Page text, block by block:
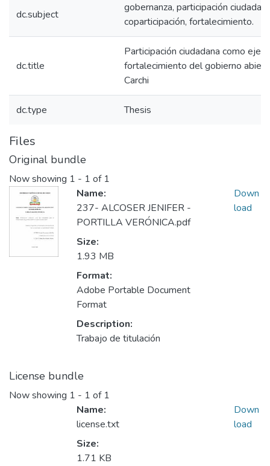
dc.subject
gobernanza, participación
coparticipación, fortalecimiento.
dc.title
Participación ciudadana como eje
fortalecimiento del gobierno
Carchi
dc.type Thesis
Files
Original bundle
Now showing 1 - 1 of 1
Name:
237- ALCOSER JENIFER -
PORTILLA VERÓNICA.pdf
Size:
1.93 MB
Format:
Adobe Portable Document
Format
Description:
Trabajo de titulación
Down
load
License bundle
Now showing 1 - 1 of 1
Name:
license.txt
Size:
1.71 KB
Down
load